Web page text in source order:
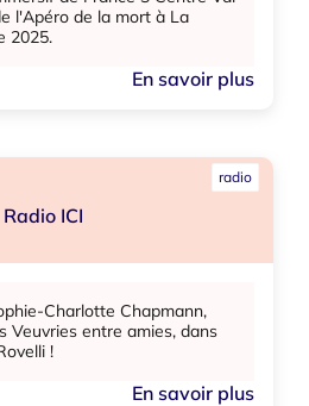
l'Apéro de la mort à La
2025.
En savoir plus
radio
Radio ICI
Charlotte Chapmann,
Veuvries entre amies, dans
!
En savoir plus